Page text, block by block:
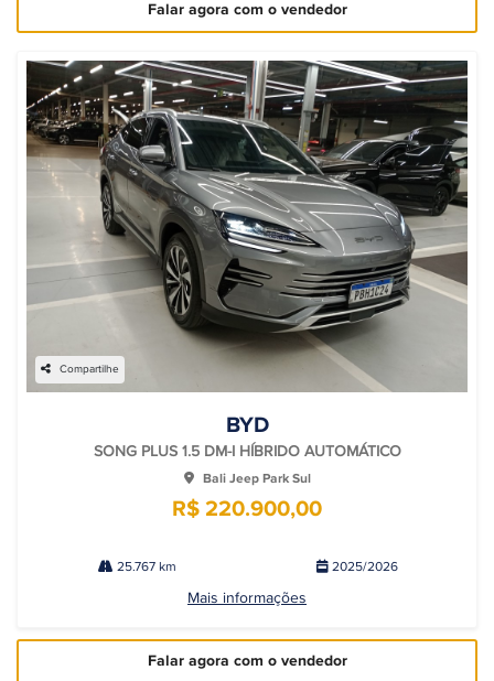
Falar agora com o vendedor
Compartilhe
BYD
SONG PLUS 1.5 DM-I HÍBRIDO AUTOMÁTICO
Bali Jeep Park Sul
R$ 220.900,00
25.767 km 2025/2026
Mais informações
Falar agora com o vendedor